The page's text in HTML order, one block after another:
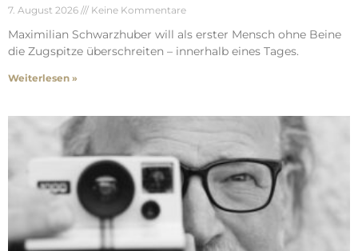
7. August 2026 Keine Kommentare
Maximilian Schwarzhuber will als erster Mensch ohne Beine
die Zugspitze überschreiten – innerhalb eines Tages.
Weiterlesen »